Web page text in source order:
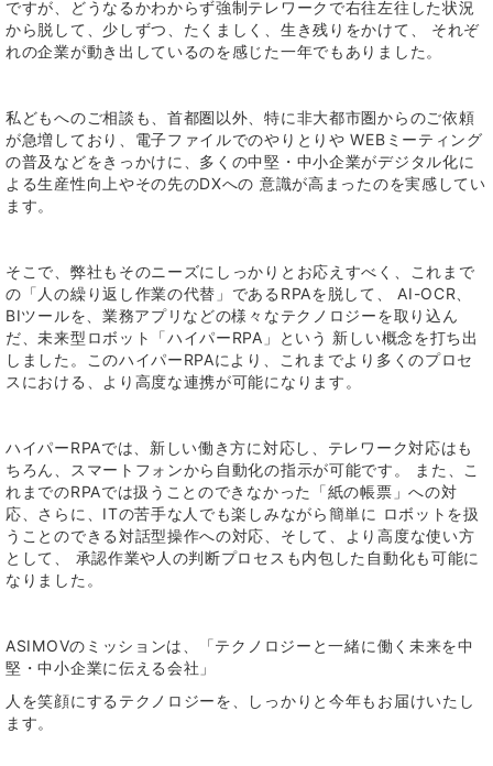
ですが、どうなるかわからず強制テレワークで右往左往した状況
から脱して、少しずつ、たくましく、生き残りをかけて、 それぞ
れの企業が動き出しているのを感じた一年でもありました。
私どもへのご相談も、首都圏以外、特に非大都市圏からのご依頼
が急増しており、電子ファイルでのやりとりや WEBミーティング
の普及などをきっかけに、多くの中堅・中小企業がデジタル化に
よる生産性向上やその先のDXへの 意識が高まったのを実感してい
ます。
そこで、弊社もそのニーズにしっかりとお応えすべく、これまで
の「人の繰り返し作業の代替」であるRPAを脱して、 AI-OCR、
BIツールを、業務アプリなどの様々なテクノロジーを取り込ん
だ、未来型ロボット「ハイパーRPA」という 新しい概念を打ち出
しました。このハイパーRPAにより、これまでより多くのプロセ
スにおける、より高度な連携が可能になります。
ハイパーRPAでは、新しい働き方に対応し、テレワーク対応はも
ちろん、スマートフォンから自動化の指示が可能です。 また、こ
れまでのRPAでは扱うことのできなかった「紙の帳票」への対
応、さらに、ITの苦手な人でも楽しみながら簡単に ロボットを扱
うことのできる対話型操作への対応、そして、より高度な使い方
として、 承認作業や人の判断プロセスも内包した自動化も可能に
なりました。
ASIMOVのミッションは、「テクノロジーと一緒に働く未来を中
堅・中小企業に伝える会社」
人を笑顔にするテクノロジーを、しっかりと今年もお届けいたし
ます。